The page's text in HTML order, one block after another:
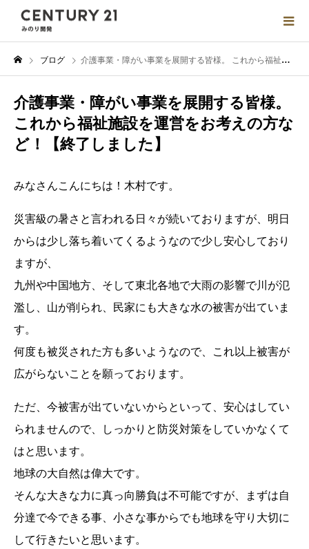
ブログ 介護事業・障がい事業を展開する皆様。 これから福祉施設を運営をお考えの方など！【終了しました】
介護事業・障がい事業を展開する皆様。
これから福祉施設を運営をお考えの方な
ど！【終了しました】
みなさんこんにちは！木村です。
災害級の暑さと言われる日々が続いておりますが、明日
からは少し落ち着いてくるようなので少し安心しており
ますが、
九州や中国地方、そして東北各地で大雨の影響で川が氾
濫し、山が削られ、民家にも大きな水の被害が出ていま
す。
何度も被災された方も多いようなので、これ以上被害が
広がらないことを願っております。
ただ、今被害が出ていないからといって、安心はしてい
られませんので、しっかりと防災対策をしていかなくて
はと思います。
地球の大自然は偉大です。
そんな大きな力に真っ向勝負は不可能ですが、まずは自
分達で今できる事、小さな事からでも地球を守り大切に
して行きたいと思います。